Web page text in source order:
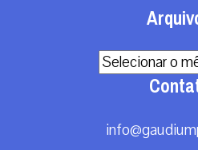
Arquivos